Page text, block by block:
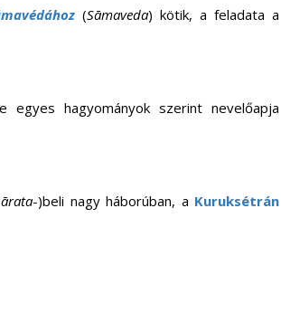
(Sāmaveda) kötik, a feladata a
egyes hagyományok szerint nevelőapja
-)beli nagy háborúban, a Kuruksétrán